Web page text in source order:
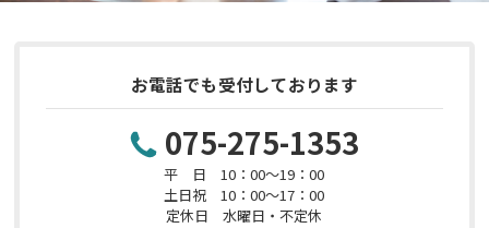
お電話でも受付しております
075-275-1353
平 日 10：00～19：00
土日祝 10：00～17：00
定休日 水曜日・不定休